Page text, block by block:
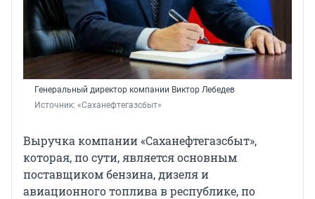
Генеральный директор компании Виктор Лебедев
Источник: «Саханефтегазсбыт»
Выручка компании «Саханефтегазсбыт»,
которая, по сути, является основным
поставщиком бензина, дизеля и
авиационного топлива в республике, по